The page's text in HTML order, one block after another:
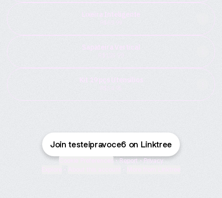
Lixeira Inteligente
Sapateira Vertical
Kit 19 pçs Utensílios
Join testeipravoce6 on Linktree
• Report • Privacy
•